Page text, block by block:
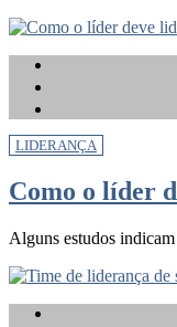
LIDERANÇA
Como o líder
Alguns estudos